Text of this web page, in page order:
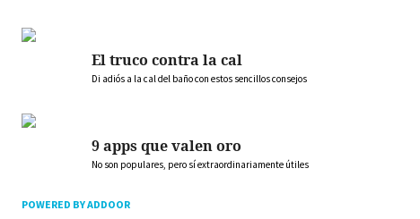
El truco contra la cal
Di adiós a la cal del baño con estos sencillos consejos
9 apps que valen oro
No son populares, pero sí extraordinariamente útiles
POWERED BY ADDOOR